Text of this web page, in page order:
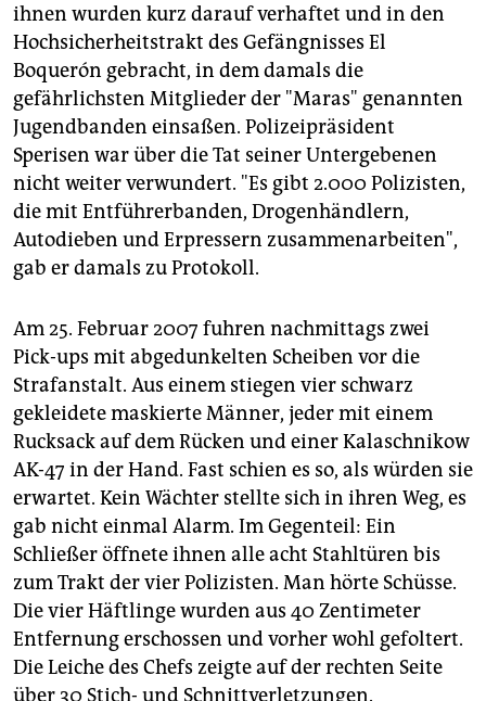
ihnen wurden kurz darauf verhaftet und in den
Hochsicherheitstrakt des Gefängnisses El
Boquerón gebracht, in dem damals die
gefährlichsten Mitglieder der "Maras" genannten
Jugendbanden einsaßen. Polizeipräsident
Sperisen war über die Tat seiner Untergebenen
nicht weiter verwundert. "Es gibt 2.000 Polizisten,
die mit Entführerbanden, Drogenhändlern,
Autodieben und Erpressern zusammenarbeiten",
gab er damals zu Protokoll.
Am 25. Februar 2007 fuhren nachmittags zwei
Pick-ups mit abgedunkelten Scheiben vor die
Strafanstalt. Aus einem stiegen vier schwarz
gekleidete maskierte Männer, jeder mit einem
Rucksack auf dem Rücken und einer Kalaschnikow
AK-47 in der Hand. Fast schien es so, als würden sie
erwartet. Kein Wächter stellte sich in ihren Weg, es
gab nicht einmal Alarm. Im Gegenteil: Ein
Schließer öffnete ihnen alle acht Stahltüren bis
zum Trakt der vier Polizisten. Man hörte Schüsse.
Die vier Häftlinge wurden aus 40 Zentimeter
Entfernung erschossen und vorher wohl gefoltert.
Die Leiche des Chefs zeigte auf der rechten Seite
über 30 Stich- und Schnittverletzungen.